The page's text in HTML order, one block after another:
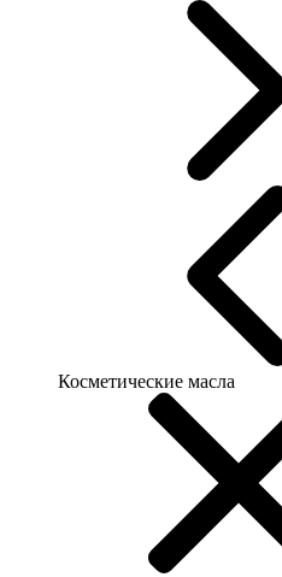
Косметические масла